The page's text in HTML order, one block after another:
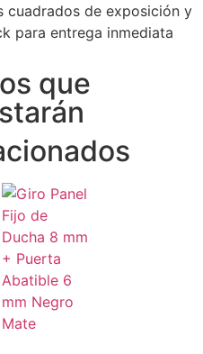
cuadrados de exposición y
para entrega inmediata
que